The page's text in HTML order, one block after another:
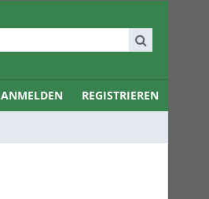
ANMELDEN REGISTRIEREN